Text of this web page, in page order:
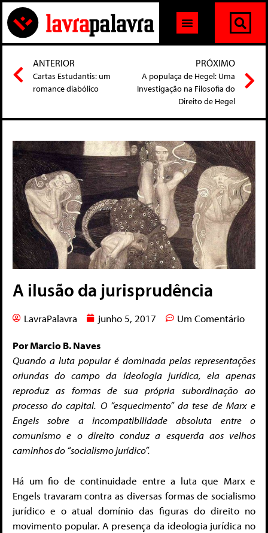
ANTERIOR
Cartas Estudantis: um
romance diabólico
PRÓXIMO
A populaça de Hegel: Uma
Investigação na Filosofia do
Direito de Hegel
A ilusão da jurisprudência
LavraPalavra junho 5, 2017 Um Comentário
Por Marcio B. Naves
Quando a luta popular é dominada pelas representações
oriundas do campo da ideologia jurídica, ela apenas
reproduz as formas de sua própria subordinação ao
processo do capital. O “esquecimento” da tese de Marx e
Engels sobre a incompatibilidade absoluta entre o
comunismo e o direito conduz a esquerda aos velhos
caminhos do “socialismo jurídico”.
Há um fio de continuidade entre a luta que Marx e
Engels travaram contra as diversas formas de socialismo
jurídico e o atual domínio das figuras do direito no
movimento popular. A presença da ideologia jurídica no